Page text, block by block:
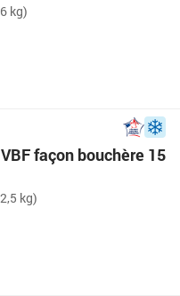
kg)
façon bouchère 15
kg)